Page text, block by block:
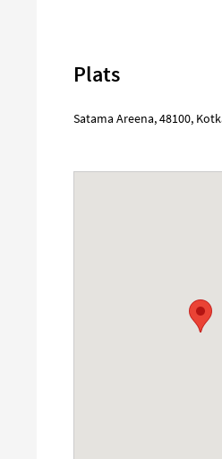
Plats
Satama Areena,48100,